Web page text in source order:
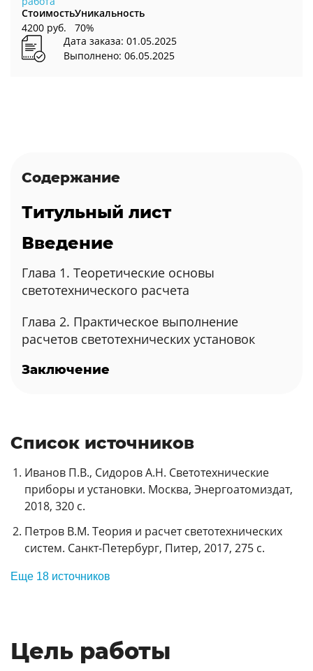
Стоимость
4200 руб.
Уникальность
70%
Дата заказа: 01.05.2025
Выполнено: 06.05.2025
Содержание
Титульный лист
Введение
Глава 1. Теоретические основы
светотехнического расчета
Глава 2. Практическое выполнение
расчетов светотехнических установок
Заключение
Список источников
Иванов П.В., Сидоров А.Н. Светотехнические
приборы и установки. Москва, Энергоатомиздат,
2018, 320 с.
Петров В.М. Теория и расчет светотехнических
систем. Санкт-Петербург, Питер, 2017, 275 с.
Еще 18 источников
Цель работы